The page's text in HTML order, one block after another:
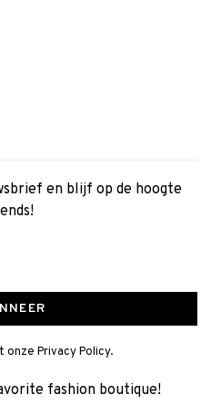
en blijf op de hoogte
onze Privacy Policy.
fashion boutique!